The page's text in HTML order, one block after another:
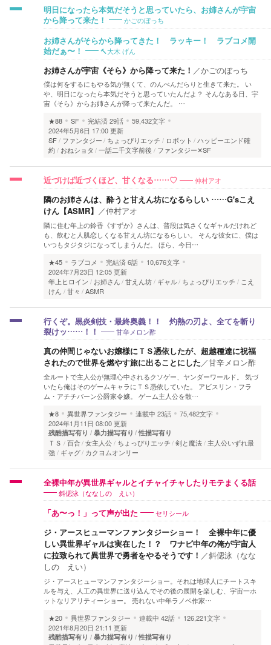
明日になったら本気だそうと思っていたら、お姉さんが宇宙
から降って来た！
かごのぼっち
お姉さんがそらから降ってきた！ ラッキー！ ラブコメ開
始だぁ〜！
🔨大木 げん
お姉さんが宇宙《そら》から降って来た！ ／かごのぼっち
僕は何をするにもやる気が無くて、のんべんだらりと生きて来た。 い
や、明日になったら本気だそうと思っていたんだよ？ そんなある日、宇
宙《そら》からお姉さんが降って来たんだ。 …
★88
SF 完結済29話
59,432文字
2024年5月6日 17:00 更新
SF
ファンタジー ちょっぴりエッチ ロボット
ハッピーエンド確
約
おねショタ 一話二千文字前後 ファンタジー✕SF
近づけば近づくほど、甘くなる……♡ 仲村アオ
隣のお姉さんは、酔うと甘えん坊になるらしい ……G'sこえ
けん【ASMR】 ／仲村アオ
隣に住む年上の鈴香《すずか》さんは、普段は気さくなギャルだけれど
も、飲むと人肌恋しくなる甘えん坊になるらしい。 そんな彼女に、僕は
いつもタジタジになってしまうんだ。 ほら、今日…
★45
ラブコメ 完結済6話
10,676文字
2024年7月23日 12:05 更新
年上ヒロイン
お姉さん 甘えん坊 ギャル ちょっぴりエッチ
こえ
けん
甘々 ASMR
行くぞ。黒炎剣技・最終奥義！！ 灼熱の刃よ、全てを斬り
裂けッ……！！
甘辛メロン酢
真の仲間じゃないお嬢様にＴＳ憑依したが、超越種達に祝福
されたので世界を燃やす旅に出ることにした／甘辛メロン酢
全ルートで主人公が無理心中されるクソゲー、ヤンダーワールド。 気づ
いたら俺はそのゲームキャラにＴＳ憑依していた。 アビスリン・フラ
ム・アチチバーン公爵家令嬢。 ゲーム主人公を散…
★8
異世界ファンタジー 連載中 23話
75,482文字
2024年1月11日 08:00 更新
残酷描写有り 暴力描写有り 性描写有り
ＴＳ 百合 女主人公 ちょっぴりエッチ 剣と魔法
主人公いずれ最
強
ギャグ カクヨムオンリー
全裸中年が異世界ギャルとイチャイチャしたりモテまくる話
斜偲泳（ななしの えい）
「あ〜っ！」って声が出た セリシール
ジ・アースヒューマンファンタジーショー！ 全裸中年に優
しい異世界ギャルは実在した！？ ワナビ中年の俺が宇宙人
に拉致られて異世界で勇者をやるそうです！ ／斜偲泳（なな
しの えい）
ジ・アースヒューマンファンタジーショー。それは地球人にチートスキ
ルを与え、人工の異世界に送り込んでその後の展開を楽しむ、宇宙一ホ
ットなリアリティーショー。 売れない中年ラノベ作家…
★20
異世界ファンタジー 連載中 42話
126,221文字
2021年8月20日 21:11 更新
残酷描写有り 暴力描写有り 性描写有り